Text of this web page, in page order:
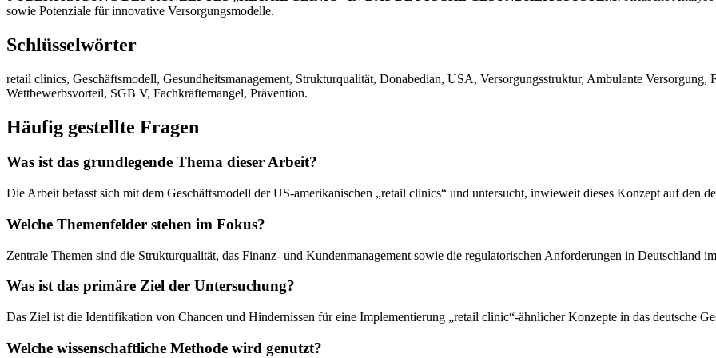
sowie Potenziale für innovative Versorgungsmodelle.
Schlüsselwörter
retail clinics, Geschäftsmodell, Gesundheitsmanagement, Strukturqualität, Donabedian, USA, Versorgungsstruktur, Ambulante
Wettbewerbsvorteil, SGB V, Fachkräftemangel, Prävention.
Häufig gestellte Fragen
Was ist das grundlegende Thema dieser Arbeit?
Die Arbeit befasst sich mit dem Geschäftsmodell der US-amerikanischen „retail clinics“ und untersucht, inwieweit dieses Konzept auf den
Welche Themenfelder stehen im Fokus?
Zentrale Themen sind die Strukturqualität, das Finanz- und Kundenmanagement sowie die regulatorischen Anforderungen in Deutschland
Was ist das primäre Ziel der Untersuchung?
Das Ziel ist die Identifikation von Chancen und Hindernissen für eine Implementierung „retail clinic“-ähnlicher Konzepte in das deutsche
Welche wissenschaftliche Methode wird genutzt?